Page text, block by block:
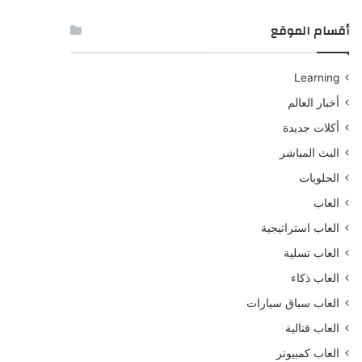
أقسام الموقع
Learning
أخبار العالم
أكلات جديدة
البث المباشر
الحلويات
العاب
العاب استراتيجية
العاب تسلية
العاب ذكاء
العاب سباق سيارات
العاب قتالية
العاب كمبيوتر